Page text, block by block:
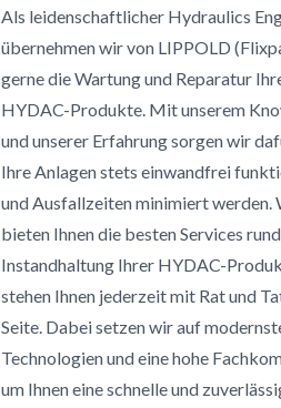
Als leidenschaftlicher Hydraulics
übernehmen wir von LIPPOLD
gerne die Wartung und Reparatur
HYDAC-Produkte. Mit unserem
und unserer Erfahrung sorgen wir
Ihre Anlagen stets einwandfrei
und Ausfallzeiten minimiert werden.
bieten Ihnen die besten Services
Instandhaltung Ihrer HYDAC-
stehen Ihnen jederzeit mit Rat und
Seite. Dabei setzen wir auf
Technologien und eine hohe
um Ihnen eine schnelle und